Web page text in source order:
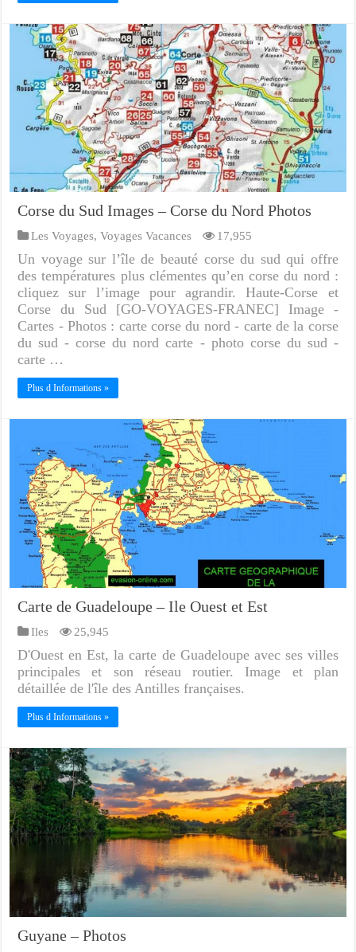
Corse du Sud Images – Corse du Nord Photos
Les Voyages,Voyages Vacances 17,955
Un voyage sur l’île de beauté corse du sud qui offre
des températures plus clémentes qu’en corse du nord :
cliquez sur l’image pour agrandir. Haute-Corse et
Corse du Sud [GO-VOYAGES-FRANEC] Image -
Cartes - Photos : carte corse du nord - carte de la corse
du sud - corse du nord carte - photo corse du sud -
carte …
Plus d Informations »
Carte de Guadeloupe – Ile Ouest et Est
Iles 25,945
D'Ouest en Est, la carte de Guadeloupe avec ses villes
principales et son réseau routier. Image et plan
détaillée de l'île des Antilles françaises.
Plus d Informations »
Guyane – Photos